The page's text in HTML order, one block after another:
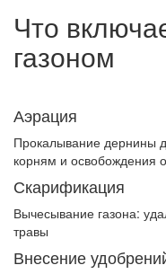
Что
газоном
Аэрация
Прокалывание дернины
корням и освобождения
Скарификация
Вычесывание газона:
травы
Внесение